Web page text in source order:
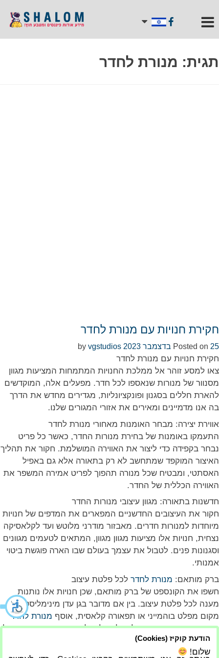
תגית: מנורת לחדר
חקירת חנויות עם מנורת לחדר
Posted on 25 בדצמבר 2023 vgstudios
חקירת חנויות עם מנורת לחדר
צאו למסע זוהר אל ממלכת החנויות המתמחות המציעות מגוון
מסנוור של מנורות שנאספו לכל חדר. מפעלים אלה, המוקדשים
להארת חללים בסגנון ופונקציונליות, מגדירים מחדש את הדרך
בה אנו מדמיינים ומאירים את אזורי המגורים שלנו.
אווירת יצירה: מבחר האומנות מאחורי מנורת לחדר
התעמקו באומנות של בחירת מנורות החדר, כאשר כל פריט
נבחר בקפידה כדי ליצור את האווירה המושלמת. חקור את תהליך
האיצור המוקפד שמתחשב לא רק בתאורה אלא גם באפיל
האסתטי, ומבטיח שכל מנורה תהפוך לפריט אמירה המשפר את
האווירה הכללית של החדר.
חדשנות בתאורה: מגוון עיצובי מנורות החדר
חקור את העיצובים החדשניים המפארים את המדפים של חנויות
מיוחדות למנורות חדרים. מאבזור מודרני מלוטש ועד לקלאסיקה
נצחית, חנויות אלו מציעות מגוון מגוון, המתאים לטעמים מגוונים
וסגנונות פנים. לטבול את עצמך בעולם שבו הארה פוגשת ביטוי
אמנותי.
ברק מותאם: מנורת לחדר לכל פלטת עיצוב
חשפו את הקונספט של ברק מותאם, שכן חנויות אלו נותנות
מענה לכל פלטת עיצוב. בין אם מדובר בגן עדן מינימליסטי,
מקום מפלט בוהמייני או תפאורה קלאסית, אוסף מנורת לחדר
נבנה מתוך מחשבה כדי להשלים ולהעלות את האופי הייחודי של
כל חלל מגורים.
הודעת קוקיז (Cookies)
שלום!